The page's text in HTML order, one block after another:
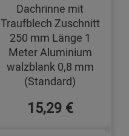
Dachrinne mit
Traufblech Zuschnitt
250 mm Länge 1
Meter Aluminium
walzblank 0,8 mm
(Standard)
15,29 €